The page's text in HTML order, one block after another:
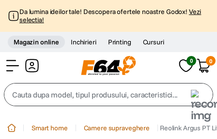
Da lumina ideilor tale! Descopera ofertele noastre Godox! Vezi
selectia!
Magazin online Inchirieri Printing Cursuri
0 0
Cauta dupa model, tipul produsului, caracteristici...
Smart home Camere supraveghere Reolink Argus PT